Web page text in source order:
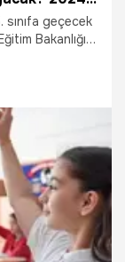
sınıfa geçecek
Bakanlığı